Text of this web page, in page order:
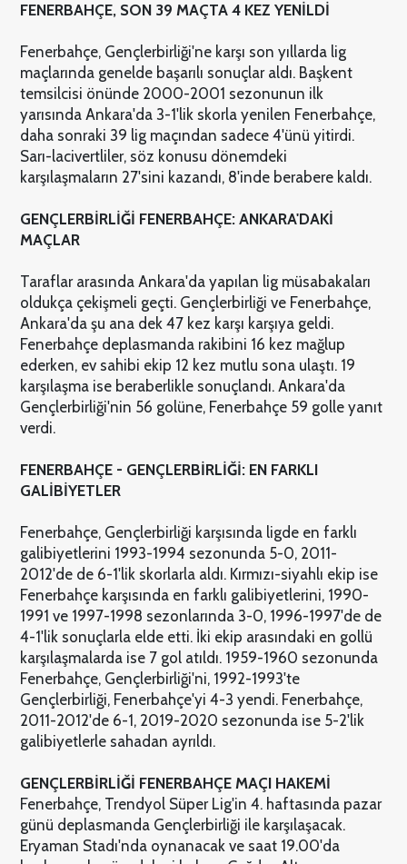
FENERBAHÇE, SON 39 MAÇTA 4 KEZ YENİLDİ
Fenerbahçe, Gençlerbirliği'ne karşı son yıllarda lig
maçlarında genelde başarılı sonuçlar aldı. Başkent
temsilcisi önünde 2000-2001 sezonunun ilk
yarısında Ankara'da 3-1'lik skorla yenilen Fenerbahçe,
daha sonraki 39 lig maçından sadece 4'ünü yitirdi.
Sarı-lacivertliler, söz konusu dönemdeki
karşılaşmaların 27'sini kazandı, 8'inde berabere kaldı.
GENÇLERBİRLİĞİ FENERBAHÇE: ANKARA'DAKİ
MAÇLAR
Taraflar arasında Ankara'da yapılan lig müsabakaları
oldukça çekişmeli geçti. Gençlerbirliği ve Fenerbahçe,
Ankara'da şu ana dek 47 kez karşı karşıya geldi.
Fenerbahçe deplasmanda rakibini 16 kez mağlup
ederken, ev sahibi ekip 12 kez mutlu sona ulaştı. 19
karşılaşma ise beraberlikle sonuçlandı. Ankara'da
Gençlerbirliği'nin 56 golüne, Fenerbahçe 59 golle yanıt
verdi.
FENERBAHÇE - GENÇLERBİRLİĞİ: EN FARKLI
GALİBİYETLER
Fenerbahçe, Gençlerbirliği karşısında ligde en farklı
galibiyetlerini 1993-1994 sezonunda 5-0, 2011-
2012'de de 6-1'lik skorlarla aldı. Kırmızı-siyahlı ekip ise
Fenerbahçe karşısında en farklı galibiyetlerini, 1990-
1991 ve 1997-1998 sezonlarında 3-0, 1996-1997'de de
4-1'lik sonuçlarla elde etti. İki ekip arasındaki en gollü
karşılaşmalarda ise 7 gol atıldı. 1959-1960 sezonunda
Fenerbahçe, Gençlerbirliği'ni, 1992-1993'te
Gençlerbirliği, Fenerbahçe'yi 4-3 yendi. Fenerbahçe,
2011-2012'de 6-1, 2019-2020 sezonunda ise 5-2'lik
galibiyetlerle sahadan ayrıldı.
GENÇLERBİRLİĞİ FENERBAHÇE MAÇI HAKEMİ
Fenerbahçe, Trendyol Süper Lig'in 4. haftasında pazar
günü deplasmanda Gençlerbirliği ile karşılaşacak.
Eryaman Stadı'nda oynanacak ve saat 19.00'da